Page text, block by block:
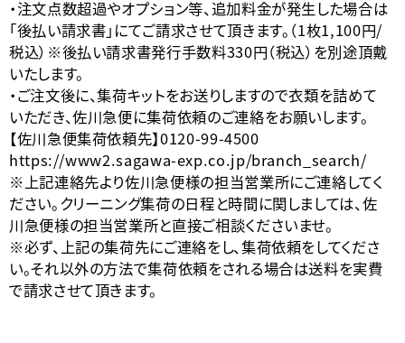
・注文点数超過やオプション等、追加料金が発生した場合は
「後払い請求書」にてご請求させて頂きます。（1枚1,100円/
税込）※後払い請求書発行手数料330円（税込）を別途頂戴
いたします。
・ご注文後に、集荷キットをお送りしますので衣類を詰めて
いただき、佐川急便に集荷依頼のご連絡をお願いします。
【佐川急便集荷依頼先】0120-99-4500
https://www2.sagawa-exp.co.jp/branch_search/
※上記連絡先より佐川急便様の担当営業所にご連絡してく
ださい。クリーニング集荷の日程と時間に関しましては、佐
川急便様の担当営業所と直接ご相談くださいませ。
※必ず、上記の集荷先にご連絡をし、集荷依頼をしてくださ
い。それ以外の方法で集荷依頼をされる場合は送料を実費
で請求させて頂きます。